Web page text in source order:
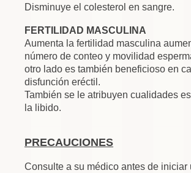
Disminuye el colesterol en sangre.
FERTILIDAD MASCULINA
Aumenta la fertilidad masculina
número de conteo y movilidad
otro lado es también beneficioso en
disfunción eréctil.
También se le atribuyen cualidades
la libido.
PRECAUCIONES
Consulte a su médico antes de iniciar